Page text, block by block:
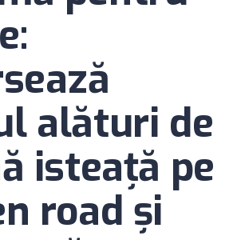
alături de
isteață pe
road și